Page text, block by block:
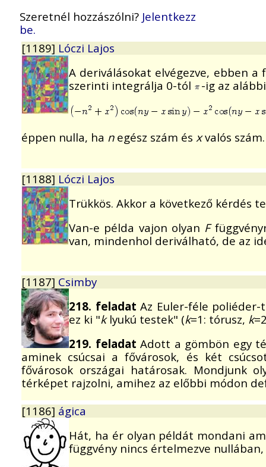
Szeretnél hozzászólni? Jelentkezz
be.
[1189] Lóczi Lajos
A deriválásokat elvégezve, ebben
szerinti integrálja 0-tól
-ig az
éppen nulla, ha negész szám és xvalós szám.
[1188] Lóczi Lajos
Trükkös. Akkor a következő kérdés
Van-e példa vajon olyan F
van, mindenhol deriválható, de az
[1187] Csimby
218. feladat Az Euler-féle
ez ki "klyukú testek" (k=1: tórusz, k
219. feladat Adott a gömbön egy
aminek csúcsai a fővárosok, és két
fővárosok országai határosak. Mondjunk
térképet rajzolni, amihez az előbbi módon
[1186] ágica
Hát, ha ér olyan példát mondani
függvény nincs értelmezve